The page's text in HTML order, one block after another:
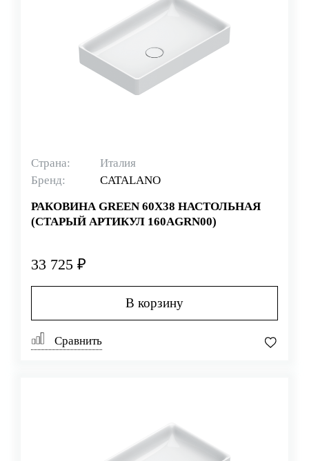
Страна:
Италия
Бренд:
CATALANO
РАКОВИНА GREEN 60X38 НАСТОЛЬНАЯ
(СТАРЫЙ АРТИКУЛ 160AGRN00)
33 725 ₽
В корзину
Сравнить